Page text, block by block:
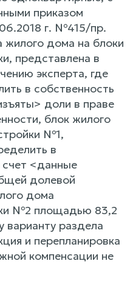
приказом
г. №415/пр.
жилого дома на блоки
представлена в
эксперта, где
в собственность
доли в праве
блок жилого
№1,
в
<данные
долевой
дома
№2 площадью 83,2
варианту раздела
и перепланировка
компенсации не